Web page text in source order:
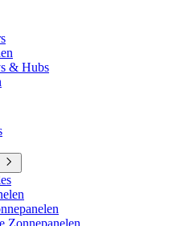
& Hubs
Zonnepanelen